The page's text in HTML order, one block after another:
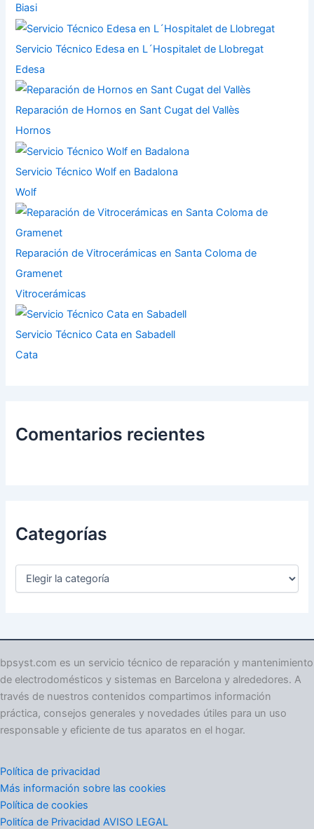
Biasi
Servicio Técnico Edesa en L´Hospitalet de Llobregat
Edesa
Reparación de Hornos en Sant Cugat del Vallès
Hornos
Servicio Técnico Wolf en Badalona
Wolf
Reparación de Vitrocerámicas en Santa Coloma de
Gramenet
Vitrocerámicas
Servicio Técnico Cata en Sabadell
Cata
Comentarios recientes
Categorías
C
o
í
a
s
bpsyst.com es un servicio técnico de reparación y mantenimiento
de electrodomésticos y sistemas en Barcelona y alrededores. A
través de nuestros contenidos compartimos información
práctica, consejos generales y novedades útiles para un uso
responsable y eficiente de tus aparatos en el hogar.
Política de privacidad
Más información sobre las cookies
Política de cookies
Politíca de Privacidad AVISO LEGAL